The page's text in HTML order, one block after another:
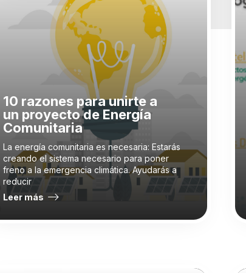
10 razones para unirte a
un proyecto de Energía
Comunitaria
La energía comunitaria es necesaria: Estarás
creando el sistema necesario para poner
freno a la emergencia climática. Ayudarás a
reducir
Leer más